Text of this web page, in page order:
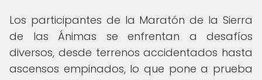
Los participantes de la Maratón de la Sierra
de las Ánimas se enfrentan a desafíos
diversos, desde terrenos accidentados hasta
ascensos empinados, lo que pone a prueba